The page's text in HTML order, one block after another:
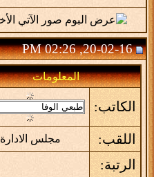
20-02-16, 02:26 PM
المعلومات
الكاتب:
اللقب: مجلس الادارة
الرتبة: